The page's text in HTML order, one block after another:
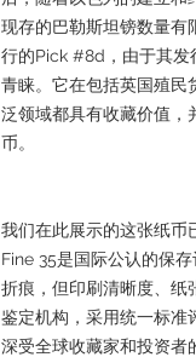
现存的巴勒斯坦镑数量有
行的Pick #8d，由于其发
青睐。它在包括英国殖民
泛领域都具有收藏价值，
币。
我们在此展示的这张纸
Fine 35是国际公认的保
折痕，但印刷清晰度、纸
鉴定机构，采用统一标准
深受全球收藏家和投资